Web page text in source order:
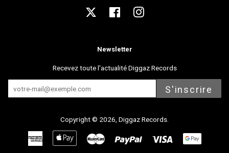
Twitter FacebookInstagram
Newsletter
Recevez toute l'actualité Diggaz Records
S'inscrire
Copyright © 2026, Diggaz Records
American
Express
Apple
Pay
Master Paypal Visa